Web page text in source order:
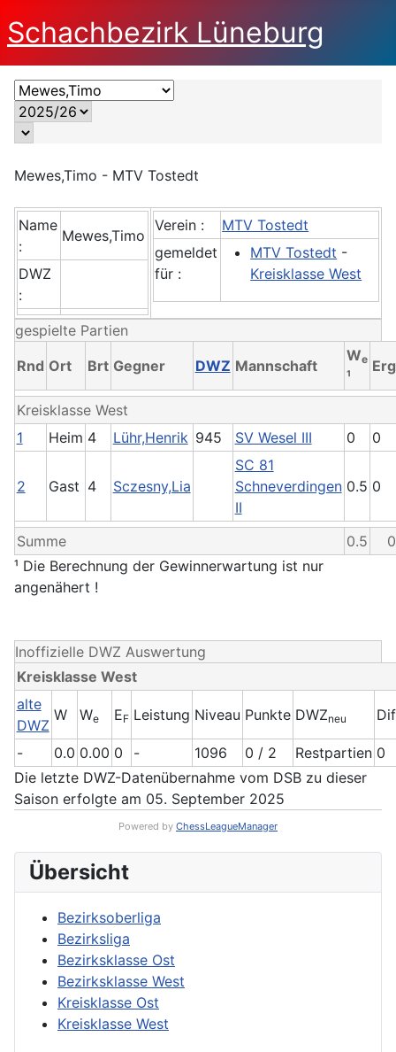
Schachbezirk Lüneburg
Übersicht
Bezirksoberliga
Bezirksliga
Bezirksklasse Ost
Bezirksklasse West
Kreisklasse Ost
Kreisklasse West
Mewes,Timo - MTV Tostedt
Name
:
Mewes,Timo
DWZ
:
Verein :
MTV Tostedt
gemeldet
für :
MTV Tostedt -
Kreisklasse West
gespielte Partien
Rnd Ort Brt Gegner DWZ Mannschaft
We
¹
Kreisklasse West
1
Heim 4 Lühr,Henrik 945 SV Wesel III 0 0
2 Gast 4 Sczesny,Lia
SC 81
Schneverdingen
II
0.5 0
Summe 0.5
¹ Die Berechnung der Gewinnerwartung ist nur
angenähert !
Inoffizielle DWZ Auswertung
Kreisklasse West
alte
DWZ
W We EF Leistung Niveau Punkte DWZneu
- 0.0 0.00 0 - 1096 0 / 2 Restpartien 0
Die letzte DWZ-Datenübernahme vom DSB zu dieser
Saison erfolgte am 05. September 2025
Powered by ChessLeagueManager